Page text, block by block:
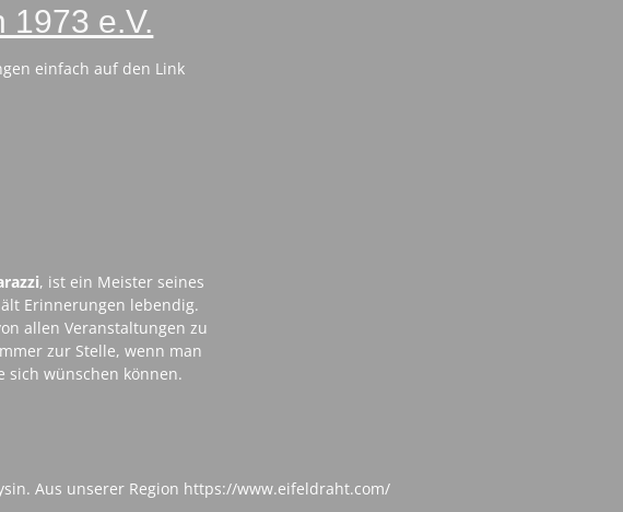
1973 e.V.
einfach auf den Link
, ist ein Meister seines
Erinnerungen lebendig.
allen Veranstaltungen zu
zur Stelle, wenn man
sich wünschen können.
Aus unserer Region https://www.eifeldraht.com/